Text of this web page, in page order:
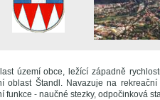
území obce, ležící západně
oblast Štandl. Navazuje na
funkce - naučné stezky, odpočinková